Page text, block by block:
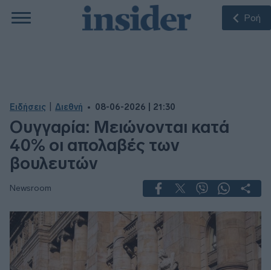
Ροή
Ειδήσεις Διεθνή 08-06-2026 | 21:30
Ουγγαρία: Μειώνονται κατά
40% οι απολαβές των
βουλευτών
Newsroom